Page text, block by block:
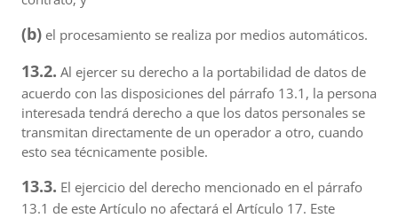
(b) el procesamiento se realiza por medios automáticos.
13.2. Al ejercer su derecho a la portabilidad de datos de
acuerdo con las disposiciones del párrafo 13.1, la persona
interesada tendrá derecho a que los datos personales se
transmitan directamente de un operador a otro, cuando
esto sea técnicamente posible.
13.3. El ejercicio del derecho mencionado en el párrafo
13.1 de este Artículo no afectará el Artículo 17. Este